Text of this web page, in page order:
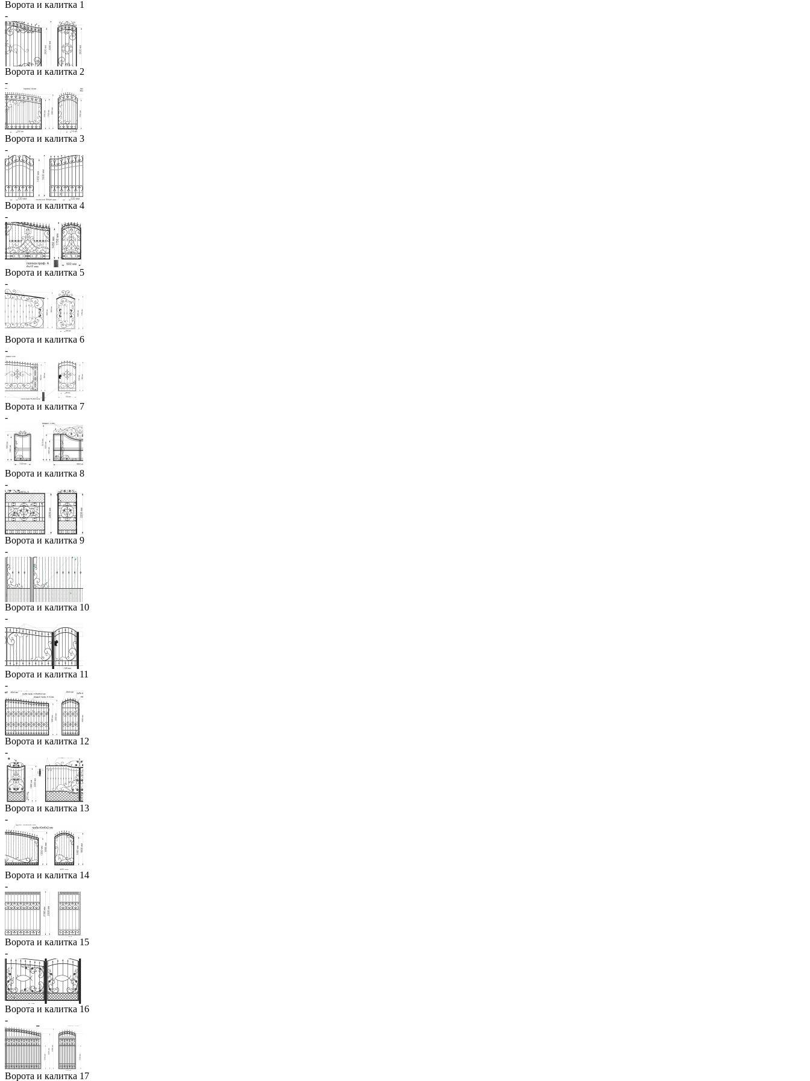
Ворота и калитка 1
-
Ворота и калитка 2
-
Ворота и калитка 3
-
Ворота и калитка 4
-
Ворота и калитка 5
-
Ворота и калитка 6
-
Ворота и калитка 7
-
Ворота и калитка 8
-
Ворота и калитка 9
-
Ворота и калитка 10
-
Ворота и калитка 11
-
Ворота и калитка 12
-
Ворота и калитка 13
-
Ворота и калитка 14
-
Ворота и калитка 15
-
Ворота и калитка 16
-
Ворота и калитка 17